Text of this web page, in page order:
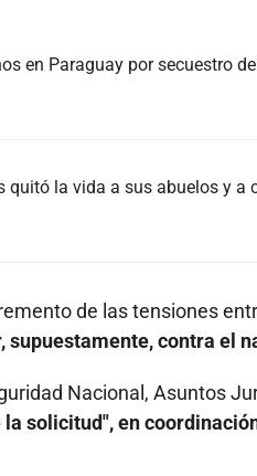
en Paraguay por secuestro
quitó la vida a sus abuelos y a
de las tensiones
supuestamente, contra el
Nacional, Asuntos
solicitud", en